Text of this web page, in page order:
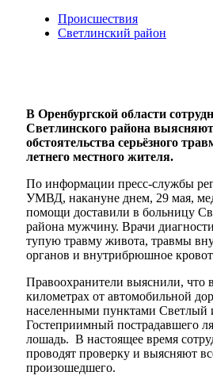
Происшествия
Светлинский район
В Оренбургской области
Светлинского района выясняют
обстоятельства серьёзного
летнего местного жителя.
По информации пресс-службы
УМВД, накануне днем, 29 мая,
помощи доставили в больницу
района мужчину. Врачи
тупую травму живота, травмы
органов и внутрибрюшное
Правоохранители выяснили, что
километрах от автомобильной
населенными пунктами Светлый
Гостеприимный пострадавшего
лошадь. В настоящее время
проводят проверку и выясняют
произошедшего.